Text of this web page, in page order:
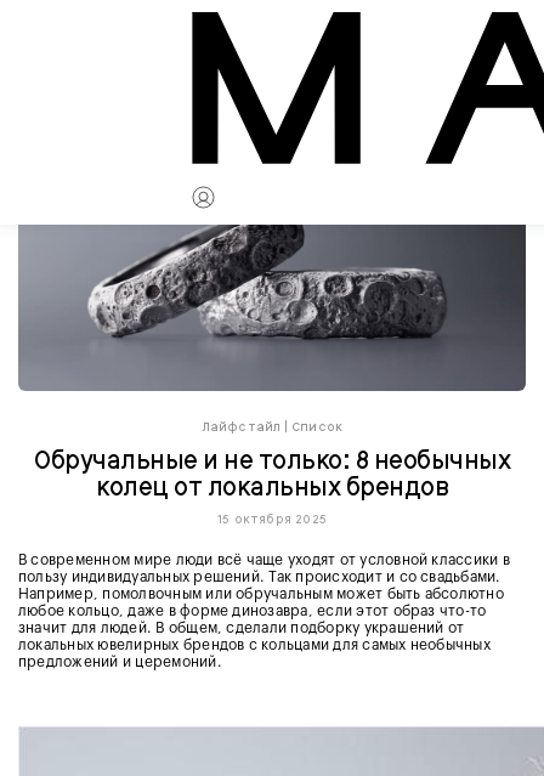
Лайфстайл Список
Обручальные и не только: 8 необычных
колец от локальных брендов
15 октября 2025
В современном мире люди всё чаще уходят от условной классики в
пользу индивидуальных решений. Так происходит и со свадьбами.
Например, помолвочным или обручальным может быть абсолютно
любое кольцо, даже в форме динозавра, если этот образ что-то
значит для людей. В общем, сделали подборку украшений от
локальных ювелирных брендов с кольцами для самых необычных
предложений и церемоний.